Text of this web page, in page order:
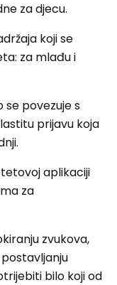
za djecu.
koji se
za mlađu i
se povezuje s
prijavu koja
aplikaciji
za
zvukova,
bilo koji od